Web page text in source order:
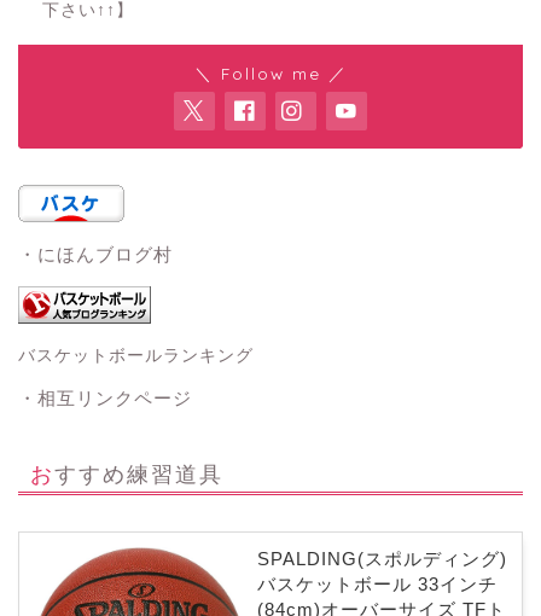
下さい↑↑】
＼ Follow me ／
・にほんブログ村
バスケットボールランキング
・相互リンクページ
おすすめ練習道具
SPALDING(スポルディング)
バスケットボール 33インチ
(84cm)オーバーサイズ TFト